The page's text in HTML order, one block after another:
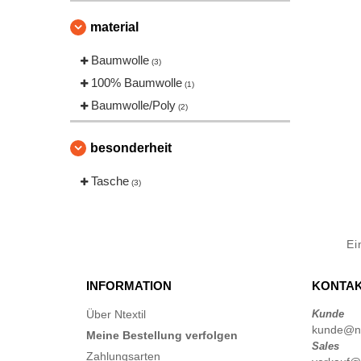
material
Baumwolle (3)
100% Baumwolle (1)
Baumwolle/Poly (2)
besonderheit
Tasche (3)
INFORMATION
Über Ntextil
Meine Bestellung verfolgen
Zahlungsarten
Kunde
Sales